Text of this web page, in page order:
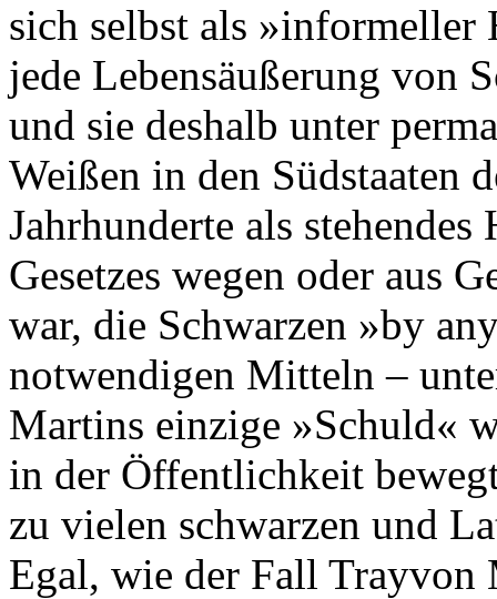
sich selbst als »informeller
jede Lebensäußerung von
und sie deshalb unter
Weißen in den Südstaaten
Jahrhunderte als
Gesetzes wegen oder aus
war, die Schwarzen »by
notwendigen Mitteln –
Martins einzige »Schuld«
in der Öffentlichkeit
zu vielen schwarzen und
Egal, wie der Fall Trayvon